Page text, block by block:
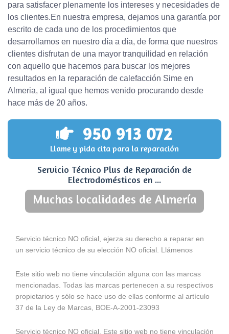
para satisfacer plenamente los intereses y necesidades de
los clientes.En nuestra empresa, dejamos una garantía por
escrito de cada uno de los procedimientos que
desarrollamos en nuestro día a día, de forma que nuestros
clientes disfrutan de una mayor tranquilidad en relación
con aquello que hacemos para buscar los mejores
resultados en la reparación de calefacción Sime en
Almeria, al igual que hemos venido procurando desde
hace más de 20 años.
950 913 072
Llame y pida cita para la reparación
Servicio Técnico Plus de Reparación de
Electrodomésticos en ...
Muchas localidades de Almería
Servicio técnico NO oficial, ejerza su derecho a reparar en
un servicio técnico de su elección NO oficial. Llámenos
Este sitio web no tiene vinculación alguna con las marcas
mencionadas. Todas las marcas pertenecen a su respectivos
propietarios y sólo se hace uso de ellas conforme al artículo
37 de la Ley de Marcas, BOE-A-2001-23093
Servicio técnico NO oficial. Este sitio web no tiene vinculación